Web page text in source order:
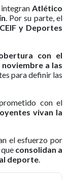
Atlético
. Por su parte, el
y Deportes
con el
a las
para definir las
con el
vivan la
el esfuerzo por
consolidan a
deporte.